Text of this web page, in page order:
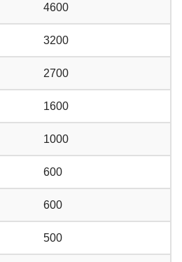
4600
3200
2700
1600
1000
600
600
500